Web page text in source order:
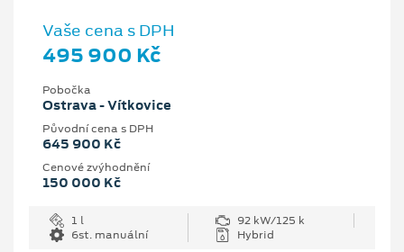
Vaše cena s DPH
495 900 Kč
Pobočka
Ostrava - Vítkovice
Původní cena s DPH
645 900 Kč
Cenové zvýhodnění
150 000 Kč
1 l
92 kW/125 k
6st. manuální
Hybrid